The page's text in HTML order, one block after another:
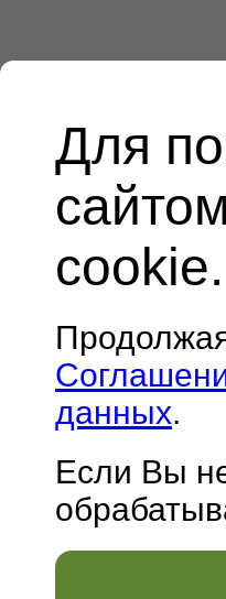
Для
cookie.
данных.
Если Вы